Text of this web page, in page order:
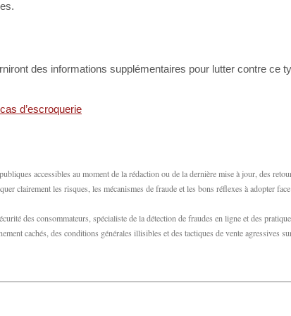
des informations supplémentaires pour lutter contre ce
d’escroquerie
accessibles au moment de la rédaction ou de la dernière mise à jour, des
clairement les risques, les mécanismes de fraude et les bons réflexes à adopter
des consommateurs, spécialiste de la détection de fraudes en ligne et des
cachés, des conditions générales illisibles et des tactiques de vente agressives